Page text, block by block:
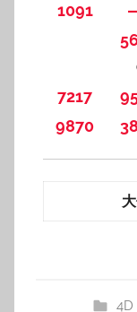
1091
7217
9870
4D